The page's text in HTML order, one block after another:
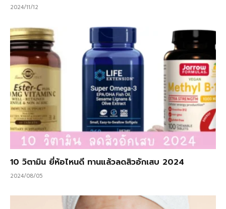
2024/11/12
10 วิตามิน ยี่ห้อไหนดี ทานแล้วลดสิวอักเสบ 2024
2024/08/05